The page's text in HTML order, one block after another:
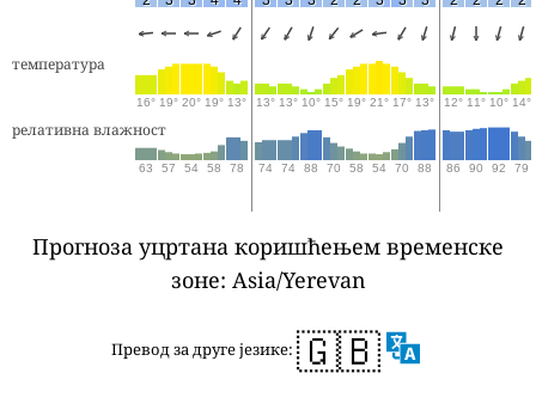
температура
16° 19° 20° 19° 13° 13° 13° 10° 15° 19° 21° 17° 13° 12° 11° 10° 14°
релативна влажност
63 57 54 58 78 74 74 88 70 58 54 70 88 86 90 92 79
Прогноза уцртана коришћењем временске
зоне: Asia/Yerevan
Превод за друге језике: 🇬🇧